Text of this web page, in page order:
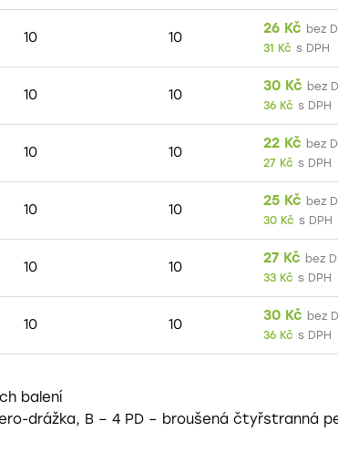
10 10
26 Kč bez
31 Kč s DPH
10 10
30 Kč bez
36 Kč s DPH
10 10
22 Kč bez
27 Kč s DPH
10 10
25 Kč bez
30 Kč s DPH
10 10
27 Kč bez
33 Kč s DPH
10 10
30 Kč bez
36 Kč s DPH
balení
drážka, B – 4 PD – broušená čtyřstranná